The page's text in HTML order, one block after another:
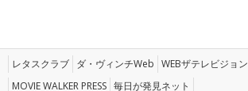
レタスクラブ ダ・ヴィンチWeb WEBザテレビジョン
MOVIE WALKER PRESS 毎日が発見ネット